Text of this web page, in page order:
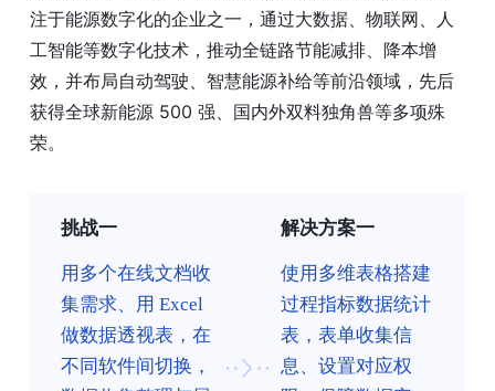
注于能源数字化的企业之一，通过大数据、物联网、人
工智能等数字化技术，推动全链路节能减排、降本增
效，并布局自动驾驶、智慧能源补给等前沿领域，先后
获得全球新能源 500 强、国内外双料独角兽等多项殊
荣。
挑战一
用多个在线文档收
集需求、用 Excel
做数据透视表，在
不同软件间切换，
解决方案一
使用多维表格搭建
过程指标数据统计
表，表单收集信
息、设置对应权